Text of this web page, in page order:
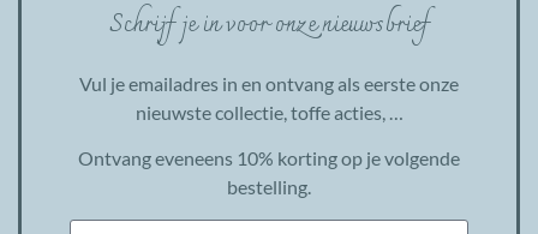
Schrijf je in voor onze nieuwsbrief
Vul je emailadres in en ontvang als eerste onze
nieuwste collectie, toffe acties, …
Ontvang eveneens 10% korting op je volgende
bestelling.